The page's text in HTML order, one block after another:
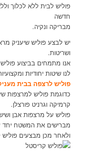
פוליש לבית ללא לכלוך
חדשה
מבריקה ונקיה.
יש לבצע פוליש שיעניק
ושריטות.
אנו מתמחים בביצוע
לנו שיטות יחודיות
פוליש לרצפה בבית
כדוגמת פוליש למרצפות
קרמיקה וגרניט פורצלן.
פוליש על מרצפות אבן
מברישים את המשטח יחד
ולאחר מכן מבצעים